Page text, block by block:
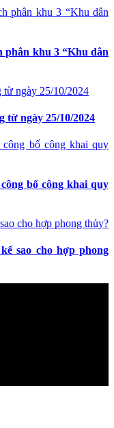
phân khu 3 “Khu dân
từ ngày 25/10/2024
bố công khai quy
sao cho hợp phong